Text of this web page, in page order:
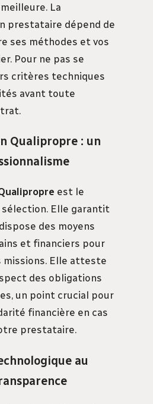
La
prestataire dépend de
ses méthodes et vos
Pour ne pas se
critères techniques
avant toute
Qualipropre : un
est le
Elle garantit
des moyens
et financiers pour
missions. Elle atteste
des obligations
un point crucial pour
financière en cas
prestataire.
au